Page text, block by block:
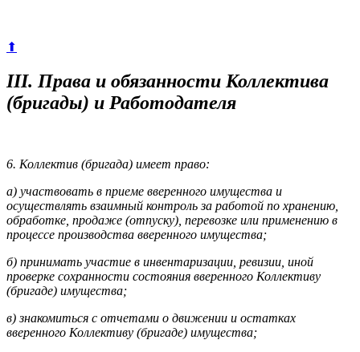
⬆
III. Права и обязанности Коллектива
(бригады) и Работодателя
6. Коллектив (бригада) имеет право:
а) участвовать в приеме вверенного имущества и
осуществлять взаимный контроль за работой по хранению,
обработке, продаже (отпуску), перевозке или применению в
процессе производства вверенного имущества;
б) принимать участие в инвентаризации, ревизии, иной
проверке сохранности состояния вверенного Коллективу
(бригаде) имущества;
в) знакомиться с отчетами о движении и остатках
вверенного Коллективу (бригаде) имущества;